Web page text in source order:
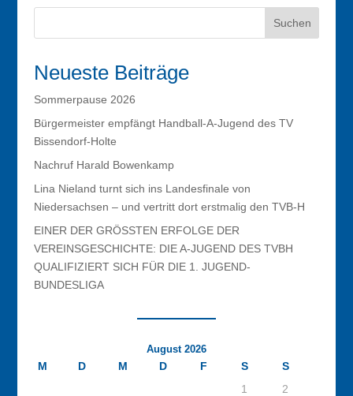
Suchen
Neueste Beiträge
Sommerpause 2026
Bürgermeister empfängt Handball-A-Jugend des TV
Bissendorf-Holte
Nachruf Harald Bowenkamp
Lina Nieland turnt sich ins Landesfinale von
Niedersachsen – und vertritt dort erstmalig den TVB-H
EINER DER GRÖSSTEN ERFOLGE DER
VEREINSGESCHICHTE: DIE A-JUGEND DES TVBH
QUALIFIZIERT SICH FÜR DIE 1. JUGEND-
BUNDESLIGA
August 2026
M D M D F S
S
1
2